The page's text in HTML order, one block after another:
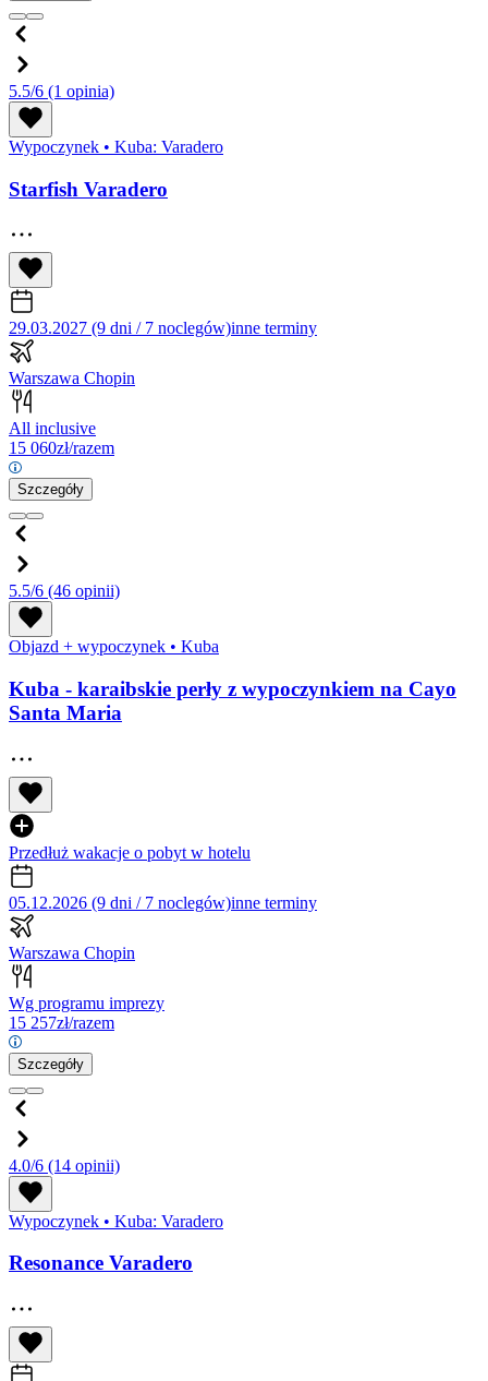
5.5/6 (1 opinia)
Wypoczynek • Kuba: Varadero
Starfish Varadero
29.03.2027 (9 dni / 7 noclegów)inne terminy
Warszawa Chopin
All inclusive
15 060zł/razem
Szczegóły
5.5/6 (46 opinii)
Objazd + wypoczynek • Kuba
Kuba - karaibskie perły z wypoczynkiem na Cayo
Santa Maria
Przedłuż wakacje o pobyt w hotelu
05.12.2026 (9 dni / 7 noclegów)inne terminy
Warszawa Chopin
Wg programu imprezy
15 257zł/razem
Szczegóły
4.0/6 (14 opinii)
Wypoczynek • Kuba: Varadero
Resonance Varadero